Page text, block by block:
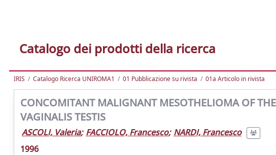
Catalogo dei prodotti della ricerca
IRIS Catalogo Ricerca UNIROMA1 01 Pubblicazione su rivista 01a Articolo in rivista
CONCOMITANT MALIGNANT MESOTHELIOMA OF
VAGINALIS TESTIS
ASCOLI, Valeria; FACCIOLO, Francesco; NARDI, Francesco
1996